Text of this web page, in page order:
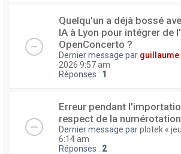
Quelqu'un a déjà bossé
IA à Lyon pour intégrer de
OpenConcerto ?
Dernier message par guillaume
2026 9:57 am
Réponses : 1
Erreur pendant
respect de la numérotation
Dernier message parplotek «
6:14 am
Réponses : 2